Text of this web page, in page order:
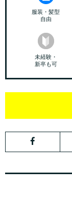
服装・髪型
自由
未経験・
新卒も可